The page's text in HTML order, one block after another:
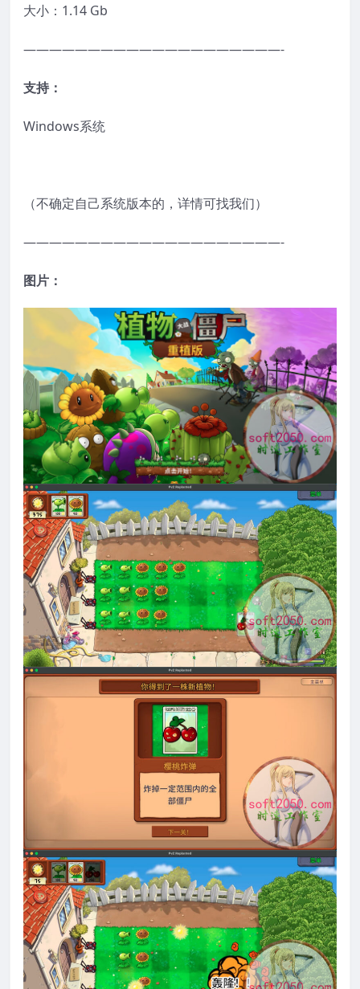
大小：1.14 Gb
————————————————————-
支持：
Windows系统
（不确定自己系统版本的，详情可找我们）
————————————————————-
图片：